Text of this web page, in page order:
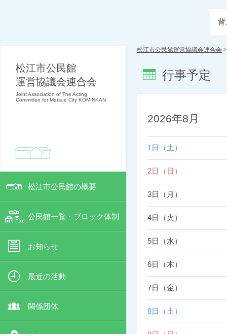
松江市公民館
運営協議会連合会
Joint Association of The Acting
Committee for Matsue City KOMINKAN
松江市公民館の概要
公民館一覧・ブロック体制
お知らせ
最近の活動
関係団体
背
松江市公民館運営協議会連合会
行事予定
2026年8月
1日（土）
2日（日）
3日（月）
4日（火）
5日（水）
6日（木）
7日（金）
8日（土）